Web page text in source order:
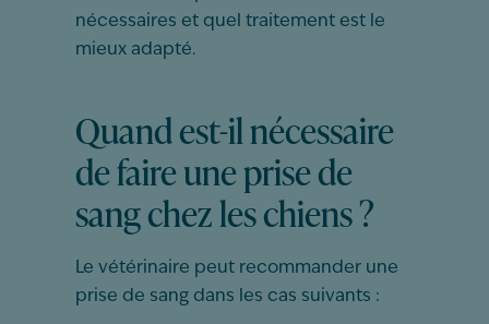
nécessaires et quel traitement est le
mieux adapté.
Quand est-il nécessaire
de faire une prise de
sang chez les chiens ?
Le vétérinaire peut recommander une
prise de sang dans les cas suivants :